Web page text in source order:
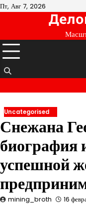
Перейти
Пт, Авг 7, 2026
Uncategorised
Снежана
биография
успешной
mining_broth 16